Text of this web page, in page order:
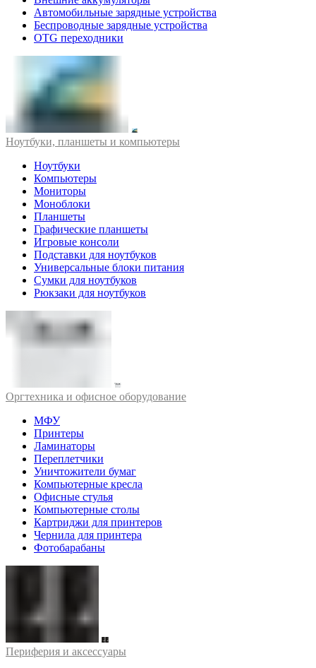
Автомобильные зарядные устройства
Беспроводные зарядные устройства
OTG переходники
Ноутбуки, планшеты и компьютеры
Ноутбуки
Компьютеры
Мониторы
Моноблоки
Планшеты
Графические планшеты
Игровые консоли
Подставки для ноутбуков
Универсальные блоки питания
Сумки для ноутбуков
Рюкзаки для ноутбуков
Оргтехника и офисное оборудование
МФУ
Принтеры
Ламинаторы
Переплетчики
Уничтожители бумаг
Компьютерные кресла
Офисные стулья
Компьютерные столы
Картриджи для принтеров
Чернила для принтера
Фотобарабаны
Периферия и аксессуары